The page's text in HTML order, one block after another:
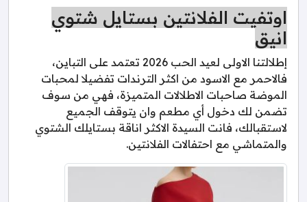
اوتفيت الفلانتين بستايل شتوي
انيق
إطلالتنا الاولى لعيد الحب 2026 تعتمد على التباين،
فالاحمر مع الاسود من اكثر الترندات تفضيلا لمحبات
الموضة صاحبات الاطلالات المتميزة، فهي من سوف
تضمن لك دخول أي مطعم وان يتوقف الجميع
لاستقبالك، فانت السيدة الاكثر اناقة بستايلك الشتوي
والمتماشي مع احتفالات الفلانتين.